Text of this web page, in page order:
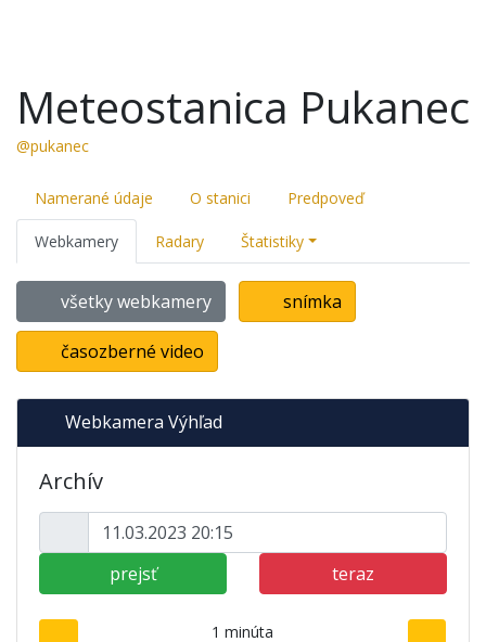
Meteostanica Pukanec
@pukanec
Namerané údaje O stanici Predpoveď
Webkamery Radary Štatistiky
všetky webkamery snímka
časozberné video
Webkamera Výhľad
Archív
prejsť teraz
1 minúta